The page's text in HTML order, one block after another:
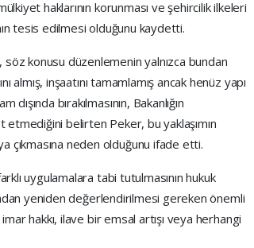
haklarının korunması ve şehircilik ilkeleri
tesis edilmesi olduğunu kaydetti.
konusu düzenlemenin yalnızca bundan
inşaatını tamamlamış ancak henüz yapı
bırakılmasının, Bakanlığın
belirten Peker, bu yaklaşımın
neden olduğunu ifade etti.
uygulamalara tabi tutulmasının hukuk
yeniden değerlendirilmesi gereken önemli
hakkı, ilave bir emsal artışı veya herhangi